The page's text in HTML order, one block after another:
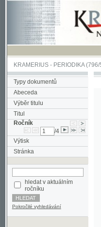
KRAMERIUS-PERIODIKA(796/
Typy dokumentů
Abeceda
Výběr titulu
Titul
Ročník
/4
Výtisk
Stránka
hledat v aktuálním
Pokročilé vyhledávání